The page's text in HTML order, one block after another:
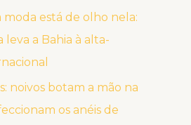
está de olho nela:
leva a Bahia à alta-
noivos botam a mão na
os anéis de